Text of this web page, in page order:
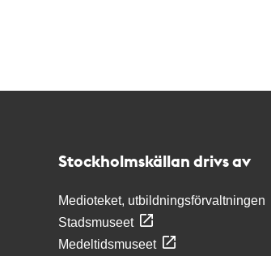
Stockholmskällan drivs av
Medioteket, utbildningsförvaltningen
Stadsmuseet
Medeltidsmuseet